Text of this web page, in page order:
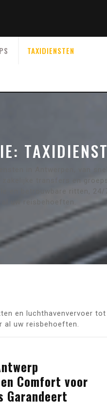
TAXIDIENSTEN
in Antwerpen, van
zakelijke transfers en
en betrouwbare ritten, 24/
en luchthavenvervoer
al uw reisbehoeften.
Comfort voor
Garandeert